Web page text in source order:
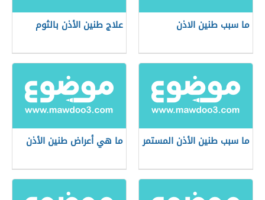
ما سبب طنين الاذن علاج طنين الأذن بالثوم
ما سبب طنين الأذن المستمر ما هي أعراض طنين الأذن